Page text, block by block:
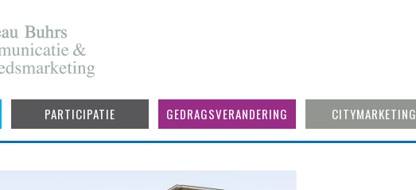
PARTICIPATIE GEDRAGSVERANDERING CITYMARKETING